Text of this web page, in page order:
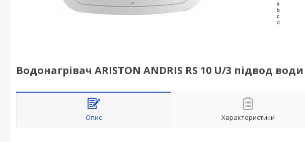
Водонагрівач ARISTON ANDRIS RS 10 U/3 підвод
Опис Характеристики